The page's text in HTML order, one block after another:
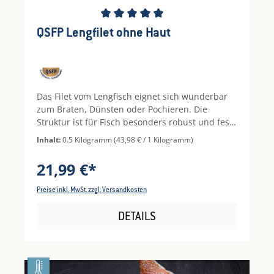
Durchschnittliche Bewertung von 5 von 5
QSFP Lengfilet ohne Haut
Das Filet vom Lengfisch eignet sich wunderbar
zum Braten, Dünsten oder Pochieren. Die
Struktur ist für Fisch besonders robust und fest,
was bedeutet, dass das Filet ohne Panade oder
Mehl bestens zurechtkommt. Außerdem hält es
qualifiziert sich somit bestens für herzhafte
Gerichte aus dem Ofen mit Senf-, Frucht- oder
natürliche Geschmack besonders köstlich
Inhalt:0.5 Kilogramm(43,98 € / 1 Kilogramm)
21,99 €*
Preise inkl. MwSt. zzgl. Versandkosten
DETAILS